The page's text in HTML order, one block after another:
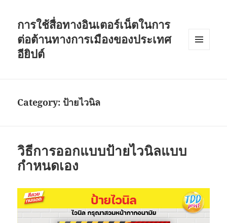
การใช้สื่อทางอินเตอร์เน็ตในการ
ต่อต้านทางการเมืองของประเทศ
อียิปต์
Category: ป้ายไวนิล
วิธีการออกแบบป้ายไวนิลแบบ
กำหนดเอง